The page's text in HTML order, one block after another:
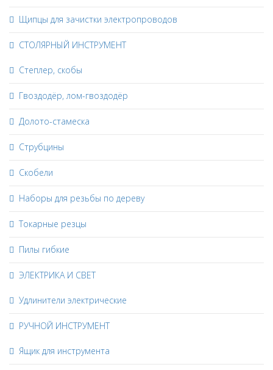
Щипцы для зачистки электропроводов
СТОЛЯРНЫЙ ИНСТРУМЕНТ
Степлер, скобы
Гвоздодёр, лом-гвоздодёр
Долото-стамеска
Струбцины
Скобели
Наборы для резьбы по дереву
Токарные резцы
Пилы гибкие
ЭЛЕКТРИКА И СВЕТ
Удлинители электрические
РУЧНОЙ ИНСТРУМЕНТ
Ящик для инструмента